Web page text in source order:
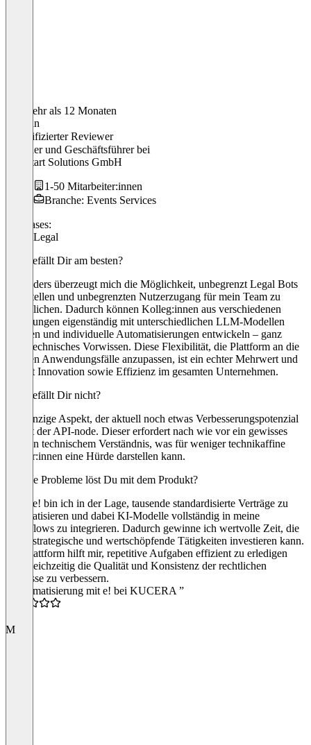
Vor mehr als 12 Monaten
Cristian
Verifizierter Reviewer
Gründer und Geschäftsführerbei
Peakstart Solutions GmbH
1-50 Mitarbeiter:innen
Branche: Events Services
Use cases:
Other Legal
Was gefällt Dir am besten?
Besonders überzeugt mich die Möglichkeit, unbegrenzt Legal Bots
zu erstellen und unbegrenzten Nutzerzugang für mein Team zu
ermöglichen. Dadurch können Kolleg:innen aus verschiedenen
Abteilungen eigenständig mit unterschiedlichen LLM-Modellen
arbeiten und individuelle Automatisierungen entwickeln – ganz
ohne technisches Vorwissen. Diese Flexibilität, die Plattform an die
eigenen Anwendungsfälle anzupassen, ist ein echter Mehrwert und
fördert Innovation sowie Effizienz im gesamten Unternehmen.
Was gefällt Dir nicht?
Der einzige Aspekt, der aktuell noch etwas Verbesserungspotenzial
hat, ist der API-node. Dieser erfordert nach wie vor ein gewisses
Maß an technischem Verständnis, was für weniger technikaffine
Nutzer:innen eine Hürde darstellen kann.
Welche Probleme löst Du mit dem Produkt?
Dank e! bin ich in der Lage, tausende standardisierte Verträge zu
automatisieren und dabei KI-Modelle vollständig in meine
Workflows zu integrieren. Dadurch gewinne ich wertvolle Zeit, die
ich in strategische und wertschöpfende Tätigkeiten investieren kann.
Die Plattform hilft mir, repetitive Aufgaben effizient zu erledigen
und gleichzeitig die Qualität und Konsistenz der rechtlichen
Prozesse zu verbessern.
“Automatisierung mit e! bei KUCERA ”
M